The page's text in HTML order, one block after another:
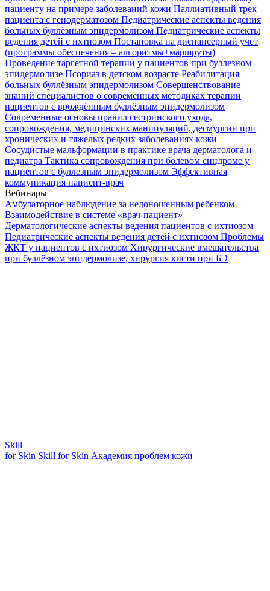
пациенту на примере заболеваний кожи Паллиативный трек
пациента с генодерматозом Педиатрические аспекты ведения
больных буллёзным эпидермолизом Педиатрические аспекты
ведения детей с ихтиозом Постановка на диспансерный учет
(программы обеспечения – алгоритмы+маршруты)
Проведение таргетной терапии у пациентов при буллезном
эпидермолизе Псориаз в детском возрасте Реабилитация
больных буллёзным эпидермолизом Совершенствование
знаний специалистов о современных методиках терапии
пациентов с врождённым буллёзным эпидермолизом
Современные основы правил сестринского ухода,
сопровождения, медицинских манипуляций, десмургии при
хронических и тяжелых редких заболеваниях кожи
Сосудистые мальформации в практике врача дерматолога и
педиатра Тактика сопровождения при болевом синдроме у
пациентов с буллезным эпидермолизом Эффективная
коммуникация пациент-врач
Вебинары
Амбулаторное наблюдение за недоношенным ребенком
Взаимодействие в системе «врач-пациент»
Дерматологические аспекты ведения пациентов с ихтиозом
Педиатрические аспекты ведения детей с ихтиозом Проблемы
ЖКТ у пациентов с ихтиозом Хирургические вмешательства
при буллёзном эпидермолизе, хирургия кисти при БЭ
Skill
for Skin Skill for Skin Академия проблем кожи